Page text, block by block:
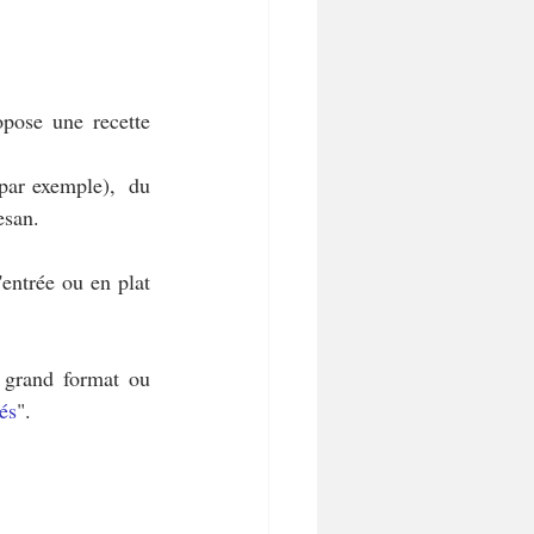
une recette
exemple),  du
ou en plat
format ou
".